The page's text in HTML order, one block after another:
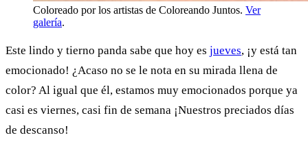
Coloreado por los artistas de Coloreando Juntos. Ver
galería.
Este lindo y tierno panda sabe que hoy es jueves, ¡y está tan
emocionado! ¿Acaso no se le nota en su mirada llena de
color? Al igual que él, estamos muy emocionados porque ya
casi es viernes, casi fin de semana ¡Nuestros preciados días
de descanso!